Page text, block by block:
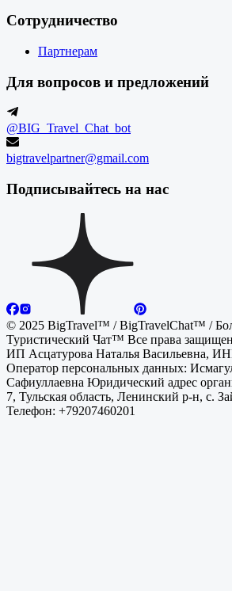
Сотрудничество
Партнерам
Для вопросов и предложений
@BIG_Travel_Chat_bot
bigtravelpartner@gmail.com
Подписывайтесь на нас
© 2025 BigTravel™ / BigTravelChat™ /
Туристический Чат™ Все права
ИП Асцатурова Наталья Васильевна,
Оператор персональных данных:
Сафиуллаевна Юридический адрес
7, Тульская область, Ленинский р-н, с.
Телефон: +79207460201